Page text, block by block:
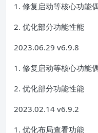
1. 修复启动等核心功能
2. 优化部分功能性能
2023.06.29 v6.9.8
1. 修复启动等核心功能
2. 优化部分功能性能
2023.02.14 v6.9.2
1. 优化布局查看功能